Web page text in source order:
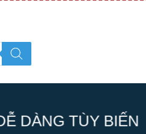
DÀNG TÙY BIẾN